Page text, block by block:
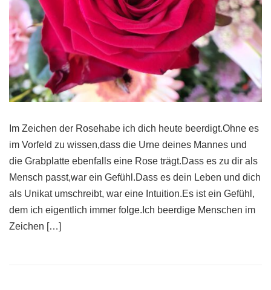
Im Zeichen der Rosehabe ich dich heute beerdigt.Ohne es
im Vorfeld zu wissen,dass die Urne deines Mannes und
die Grabplatte ebenfalls eine Rose trägt.Dass es zu dir als
Mensch passt,war ein Gefühl.Dass es dein Leben und dich
als Unikat umschreibt, war eine Intuition.Es ist ein Gefühl,
dem ich eigentlich immer folge.Ich beerdige Menschen im
Zeichen […]